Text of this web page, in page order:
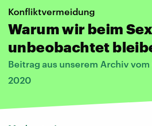
Konfliktvermeidung
Warum wir beim
unbeobachtet
Beitrag aus unserem Archiv
2020